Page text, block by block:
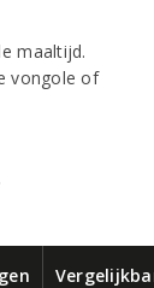
maaltijd.
vongole of